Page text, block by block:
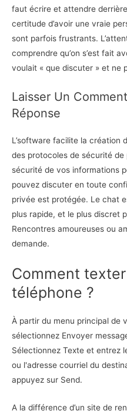
faut écrire et attendre
certitude d’avoir une vraie
sont parfois frustrants.
comprendre qu’on s’est fait
voulait « que discuter » et ne
Laisser Un
Réponse
L’software facilite la création
des protocoles de sécurité
sécurité de vos informations
pouvez discuter en toute
privée est protégée. Le chat
plus rapide, et le plus discret
Rencontres amoureuses ou
demande.
Comment
téléphone ?
À partir du menu principal de
sélectionnez Envoyer
Sélectionnez Texte et entrez
ou l'adresse courriel du
appuyez sur Send.
A la différence d’un site de